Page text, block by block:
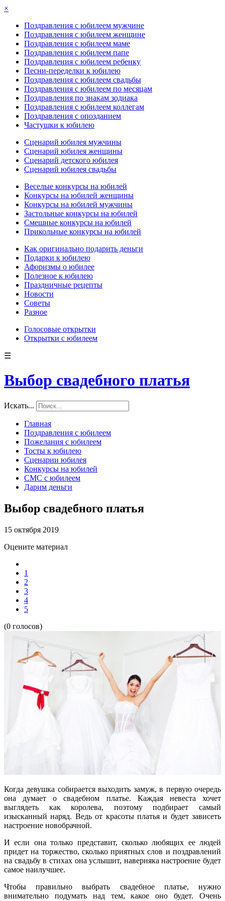
×
Поздравления с юбилеем мужчине
Поздравления с юбилеем женщине
Поздравления с юбилеем маме
Поздравления с юбилеем папе
Поздравления с юбилеем ребенку
Песни-переделки к юбилею
Поздравления с юбилеем свадьбы
Поздравления с юбилеем по месяцам
Поздравления по знакам зодиака
Поздравления с юбилеем коллегам
Поздравления с опозданием
Частушки к юбилею
Сценарий юбилея мужчины
Сценарий юбилея женщины
Сценарий детского юбилея
Сценарий юбилея свадьбы
Веселые конкурсы на юбилей
Конкурсы на юбилей женщины
Конкурсы на юбилей мужчины
Застольные конкурсы на юбилей
Смешные конкурсы на юбилей
Прикольные конкурсы на юбилей
Как оригинально подарить деньги
Подарки к юбилею
Афоризмы о юбилее
Полезное к юбилею
Праздничные рецепты
Новости
Советы
Разное
Голосовые открытки
Открытки с юбилеем
☰
Выбор свадебного платья
Искать...
Главная
Поздравления с юбилеем
Пожелания с юбилеем
Тосты к юбилею
Сценарии юбилея
Конкурсы на юбилей
СМС с юбилеем
Дарим деньги
Выбор свадебного платья
15 октября 2019
Оцените материал
1
2
3
4
5
(0 голосов)
Когда девушка собирается выходить замуж, в первую очередь
она думает о свадебном платье. Каждая невеста хочет
выглядеть как королева, поэтому подбирает самый
изысканный наряд. Ведь от красоты платья и будет зависеть
настроение новобрачной.
И если она только представит, сколько любящих ее людей
придет на торжество, сколько приятных слов и поздравлений
на свадьбу в стихах она услышит, наверняка настроение будет
самое наилучшее.
Чтобы правильно выбрать свадебное платье, нужно
внимательно подумать над тем, какое оно будет. Очень